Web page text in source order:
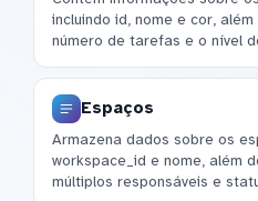
incluindo id, nome e cor,
número de tarefas e o nível
Espaços
Armazena dados sobre os
workspace_id e nome, além
múltiplos responsáveis e